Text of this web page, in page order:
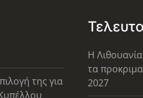
της για
Η
τα
2027